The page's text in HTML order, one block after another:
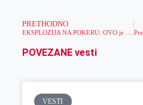
PRETHODNO
POVEZANE vesti
VESTI